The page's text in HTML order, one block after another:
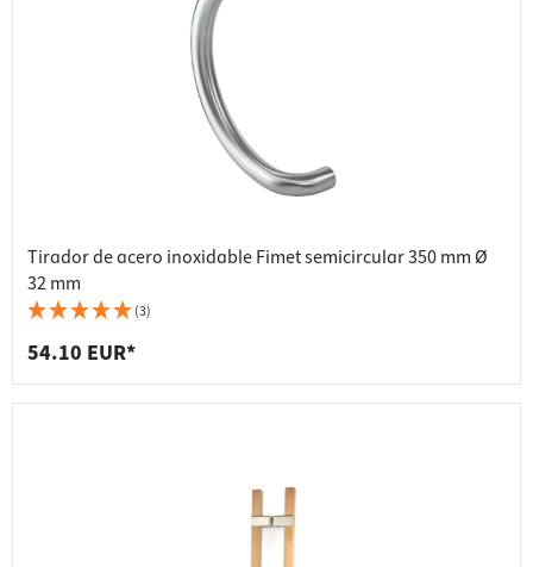
Tirador de acero inoxidable Fimet semicircular 350 mm Ø
32 mm
(3)
54.10 EUR*